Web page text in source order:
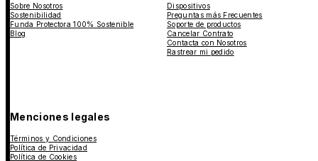
Sobre Nosotros
Sostenibilidad
Funda Protectora 100% Sostenible
Blog
Dispositivos
Preguntas más Frecuentes
Soporte de productos
Cancelar Contrato
Contacta con Nosotros
Rastrear mi pedido
Menciones legales
Términos y Condiciones
Política de Privacidad
Política de Cookies